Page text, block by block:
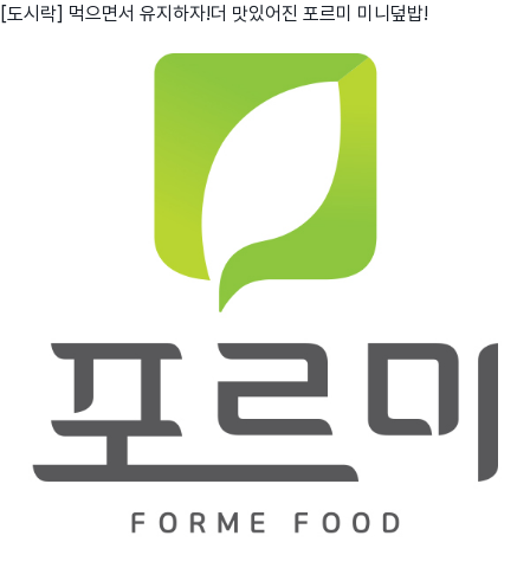
[도시락] 먹으면서 유지하자!더 맛있어진 포르미 미니덮밥!